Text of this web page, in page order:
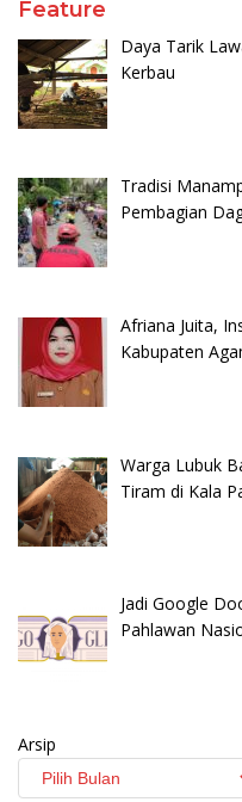
Feature
Daya Tarik
Kerbau
Tradisi
Pembagian
Afriana Juita,
Kabupaten
Warga Lubuk
Tiram di Kala
Jadi Google
Pahlawan
Arsip